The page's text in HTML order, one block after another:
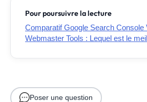
Pour poursuivre la lecture
Comparatif Google Search Console
Webmaster Tools : Lequel est le
Poser une question